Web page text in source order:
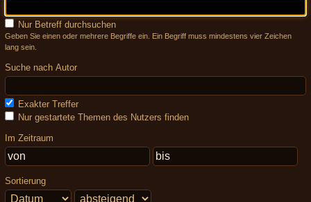
Nur Betreff durchsuchen
Geben Sie einen oder mehrere Begriffe ein. Ein Begriff muss mindestens vier Zeichen
lang sein.
Suche nach Autor
Exakter Treffer
Nur gestartete Themen des Nutzers finden
Im Zeitraum
Sortierung